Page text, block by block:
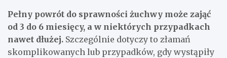
Pełny powrót do sprawności żuchwy może zająć
od 3 do 6 miesięcy, a w niektórych przypadkach
nawet dłużej. Szczególnie dotyczy to złamań
skomplikowanych lub przypadków, gdy wystąpiły